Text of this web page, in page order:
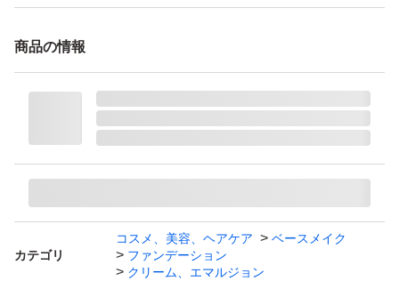
衝材等で保護しますが、基本的にはいたしません。
は、恐れ入りますが、ご一報ください。
商品の情報
カテゴリ
コスメ、美容、ヘアケア
ベースメイク
ファンデーション
クリーム、エマルジョン